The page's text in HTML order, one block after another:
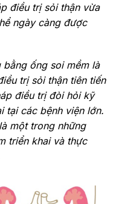
điều trị sỏi thận vừa
ngày càng được
ống soi mềm là
trị sỏi thận tiên tiến
điều trị đòi hỏi kỹ
tại các bệnh viện lớn.
một trong những
triển khai và thực